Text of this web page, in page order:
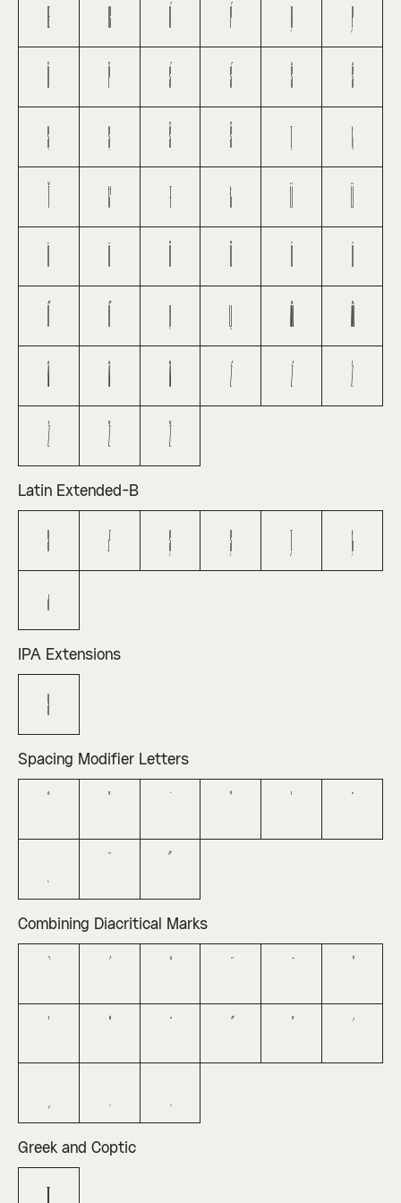
Œ œ Ŕ ŕ Ŗ ŗ
Ř ř Ś ś Ŝ ŝ
Ş ş Š š ţ
ť Ŧ ŧ
Ŵ ŵ
Ŷ ŷ Ÿ Ź ź Ż
ż Ž ž
Latin Extended-B
Ə ƒ Ș ș ț
ȷ
IPA Extensions
ə
Spacing Modifier Letters
Combining Diacritical Marks
Greek and Coptic